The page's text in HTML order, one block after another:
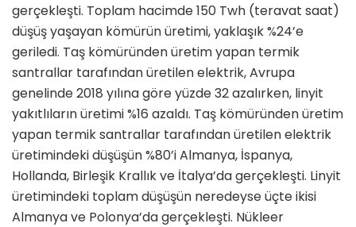
gerçekleşti. Toplam hacimde 150 Twh (teravat saat)
düşüş yaşayan kömürün üretimi, yaklaşık %24’e
geriledi. Taş kömüründen üretim yapan termik
santrallar tarafından üretilen elektrik, Avrupa
genelinde 2018 yılına göre yüzde 32 azalırken, linyit
yakıtlıların üretimi %16 azaldı. Taş kömüründen üretim
yapan termik santrallar tarafından üretilen elektrik
üretimindeki düşüşün %80’i Almanya, İspanya,
Hollanda, Birleşik Krallık ve İtalya’da gerçekleşti. Linyit
üretimindeki toplam düşüşün neredeyse üçte ikisi
Almanya ve Polonya’da gerçekleşti. Nükleer